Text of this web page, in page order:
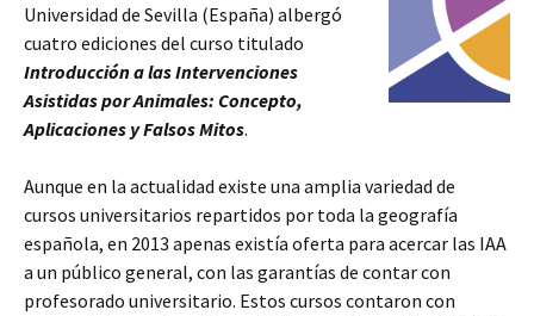
Universidad de Sevilla (España) albergó
cuatro ediciones del curso titulado
Introducción a las Intervenciones
Asistidas por Animales: Concepto,
Aplicaciones y Falsos Mitos.
Aunque en la actualidad existe una amplia variedad de
cursos universitarios repartidos por toda la geografía
española, en 2013 apenas existía oferta para acercar las IAA
a un público general, con las garantías de contar con
profesorado universitario. Estos cursos contaron con